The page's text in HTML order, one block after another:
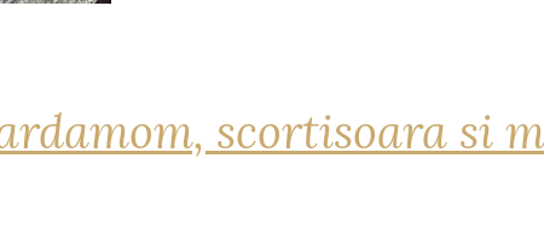
scortisoara si